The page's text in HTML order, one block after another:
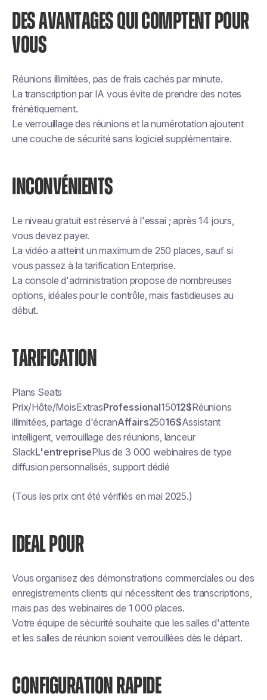
DES AVANTAGES QUI COMPTENT POUR
VOUS
Réunions illimitées, pas de frais cachés par minute.
La transcription par IA vous évite de prendre des notes
frénétiquement.
Le verrouillage des réunions et la numérotation ajoutent
une couche de sécurité sans logiciel supplémentaire.
INCONVÉNIENTS
Le niveau gratuit est réservé à l'essai ; après 14 jours,
vous devez payer.
La vidéo a atteint un maximum de 250 places, sauf si
vous passez à la tarification Enterprise.
La console d'administration propose de nombreuses
options, idéales pour le contrôle, mais fastidieuses au
début.
TARIFICATION
Plans Seats
Prix/Hôte/MoisExtrasProfessional15012$Réunions
illimitées, partage d'écranAffairs25016$Assistant
intelligent, verrouillage des réunions, lanceur
SlackL'entreprisePlus de 3 000 webinaires de type
diffusion personnalisés, support dédié
(Tous les prix ont été vérifiés en mai 2025.)
IDEAL POUR
Vous organisez des démonstrations commerciales ou des
enregistrements clients qui nécessitent des transcriptions,
mais pas des webinaires de 1 000 places.
Votre équipe de sécurité souhaite que les salles d'attente
et les salles de réunion soient verrouillées dès le départ.
CONFIGURATION RAPIDE